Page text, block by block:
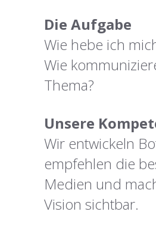
Die Aufgabe
Wie hebe ich
Wie
Thema?
Unsere
Wir entwickeln
empfehlen die
Medien und
Vision sichtbar.